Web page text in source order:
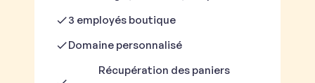
3 employés boutique
Domaine personnalisé
Récupération des paniers